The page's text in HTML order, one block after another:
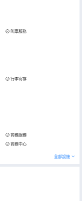
叫車服務
行李寄存
商務服務
商務中心
全部設施